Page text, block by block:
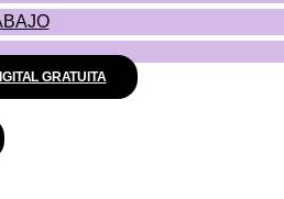
GRATUITA